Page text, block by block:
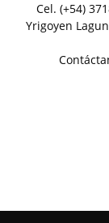
Cel. (+54)
Yrigoyen